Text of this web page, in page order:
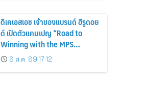
ดีเคเอสเอช เจ้าของแบรนด์ ฮีรูดอย
ด์ เปิดตัวแคมเปญ “Road to
Winning with the MPS
Science”
6 ส.ค. 69 17:12